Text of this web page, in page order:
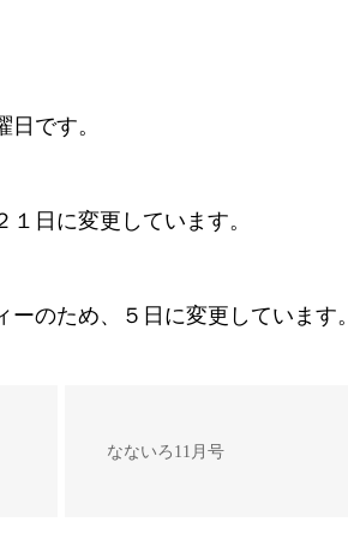
です。
日に変更しています。
のため、５日に変更しています。
なないろ11月号